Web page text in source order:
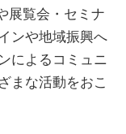
展覧会・セミナ
ンや地域振興へ
によるコミュニ
まな活動をおこ